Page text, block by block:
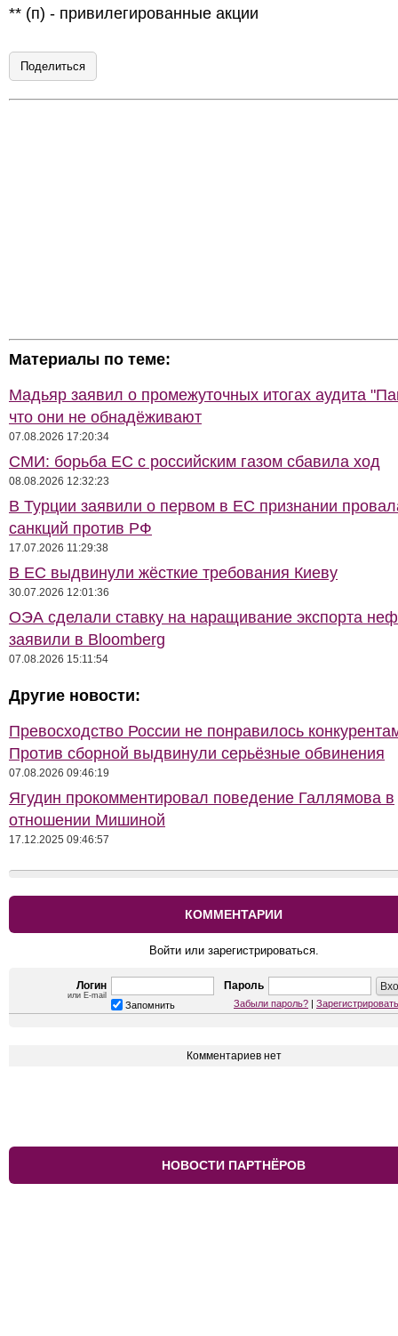
** (п) - привилегированные акции
Поделиться
Материалы по теме:
Мадьяр заявил о промежуточных итогах аудита
что они не обнадёживают
07.08.2026 17:20:34
СМИ: борьба ЕС с российским газом сбавила ход
08.08.2026 12:32:23
В Турции заявили о первом в ЕС признании
санкций против РФ
17.07.2026 11:29:38
В ЕС выдвинули жёсткие требования Киеву
30.07.2026 12:01:36
ОЭА сделали ставку на наращивание экспорта
заявили в Bloomberg
07.08.2026 15:11:54
Другие новости:
Превосходство России не понравилось
Против сборной выдвинули серьёзные обвинения
07.08.2026 09:46:19
Ягудин прокомментировал поведение Галлямова в
отношении Мишиной
17.12.2025 09:46:57
КОММЕНТАРИИ
Войти или зарегистрироваться.
Логин
или E-mail
Пароль
Запомнить Забыли пароль? |
Комментариев нет
НОВОСТИ ПАРТНЁРОВ